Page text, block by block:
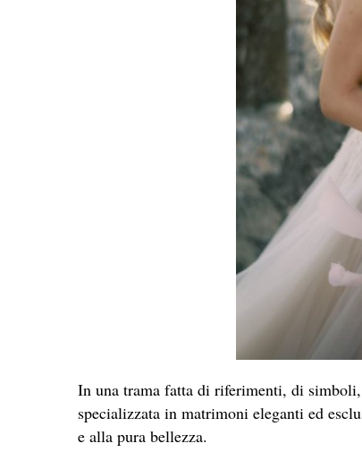
In una trama fatta di riferimenti, di
specializzata in matrimoni eleganti ed
e alla pura bellezza.